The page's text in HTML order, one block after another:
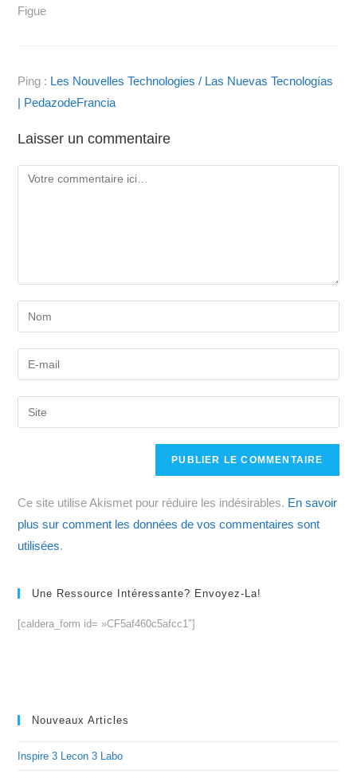
Figue
Ping : Les Nouvelles Technologies / Las Nuevas Tecnologías
| PedazodeFrancia
Laisser un commentaire
Comment
Enter
your
name
comment
Enter
your
email
address
Saisir
l’URL
(facultatif)
Ce site utilise Akismet pour réduire les indésirables. En savoir
plus sur comment les données de vos commentaires sont
utilisées.
Une Ressource Intéressante? Envoyez-La!
[caldera_form id= »CF5af460c5afcc1″]
Nouveaux Articles
Inspire 3 Lecon 3 Labo